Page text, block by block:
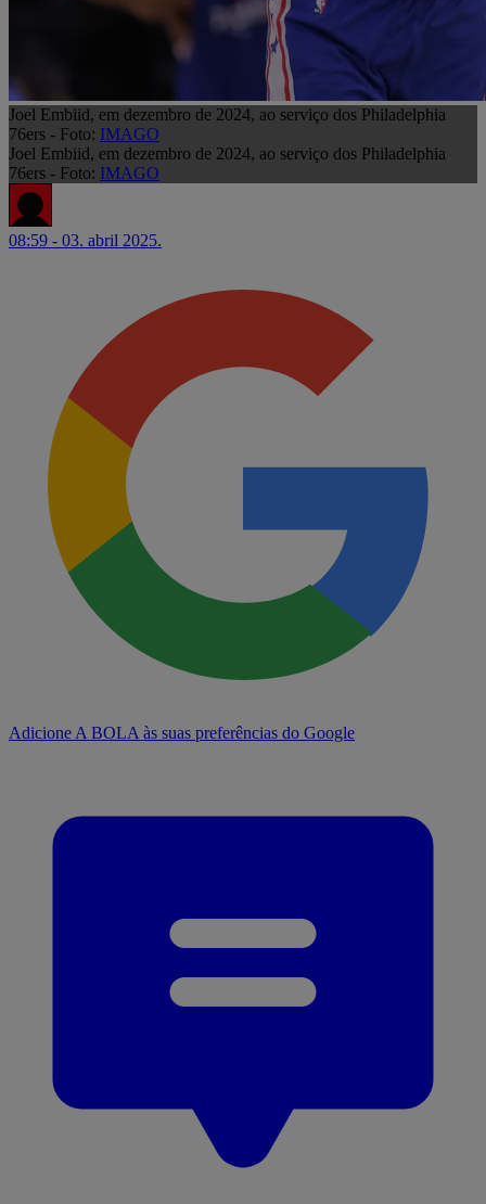
Joel Embiid, em dezembro de 2024, ao serviço dos Philadelphia
76ers - Foto: IMAGO
Joel Embiid, em dezembro de 2024, ao serviço dos Philadelphia
76ers - Foto: IMAGO
08:59 - 03. abril 2025.
Adicione A BOLA às suas preferências do Google